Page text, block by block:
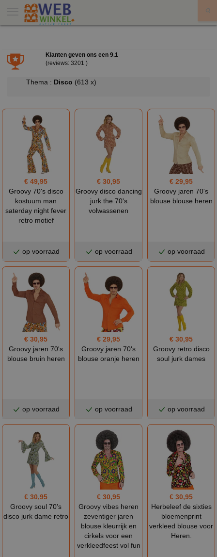
Klanten geven ons een 9.1
(reviews: 3201 )
Thema : Disco (613 x)
€ 49,95
Groovy 70's disco
kostuum man
saterday night fever
retro motief
op voorraad
€ 30,95
Groovy disco dancing
jurk the 70's
volwassenen
op voorraad
€ 29,95
Groovy jaren 70's
blouse blouse heren
op voorraad
€ 30,95
Groovy jaren 70's
blouse bruin heren
op voorraad
€ 29,95
Groovy jaren 70's
blouse oranje heren
op voorraad
€ 30,95
Groovy retro disco
soul jurk dames
op voorraad
€ 30,95
Groovy soul 70's
disco jurk dame retro
€ 30,95
Groovy vibes heren
zeventiger jaren
blouse kleurrijk en
cirkels voor een
verkleedfeest vol fun
€ 30,95
Herbeleef de sixties
bloemenprint
verkleed blouse voor
Heren.